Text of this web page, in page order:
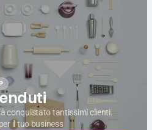
conquistato tantissimi clienti.
il tuo business